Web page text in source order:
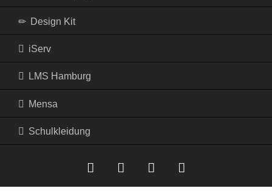
Design Kit
iServ
LMS Hamburg
Mensa
Schulkleidung